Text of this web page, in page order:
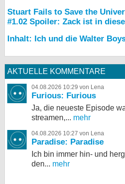
Stuart Fails to Save the
#1.02 Spoiler: Zack ist in
Inhalt: Ich und die Walter
AKTUELLE KOMMENTARE
04.08.2026 10:29 von Lena
Furious: Furious
Ja, die neueste Episode
streamen,... mehr
04.08.2026 10:27 von Lena
Paradise: Paradise
Ich bin immer hin- und
den... mehr